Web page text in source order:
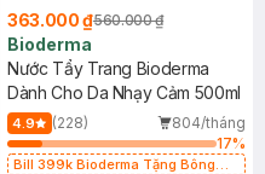
363.000 ₫560.000 ₫
Bioderma
Nước Tẩy Trang Bioderma
Dành Cho Da Nhạy Cảm 500ml
4.9 (228)
804/tháng
17%
Bill 399k Bioderma Tặng Bông